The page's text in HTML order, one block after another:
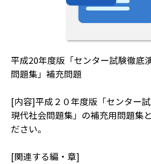
平成20年度版「センター試験徹
問題集」補充問題
[内容]平成２０年度版「センター
現代社会問題集」の補充用問題集
ださい。
[関連する編・章]